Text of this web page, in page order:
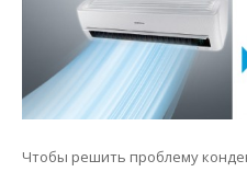
Чтобы решить проблему